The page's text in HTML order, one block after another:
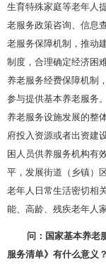
生育特殊家庭等老年人
老服务政策咨询、信息
老服务保障机制，推动
制度，合理确定经济困
养老服务经费保障机制
参与提供基本养老服务
养老服务设施发展的整
府投入资源或者出资建
困人员供养服务机构有
平，发展街道（乡镇）
老年人日常生活密切相
能、高龄、残疾老年人
问：国家基本养老
服务清单》有什么意义？